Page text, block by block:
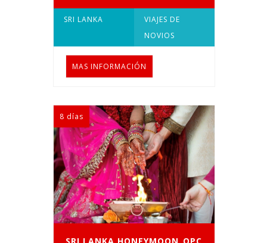
SRI LANKA
VIAJES DE
NOVIOS
MAS INFORMACIÓN
8 días